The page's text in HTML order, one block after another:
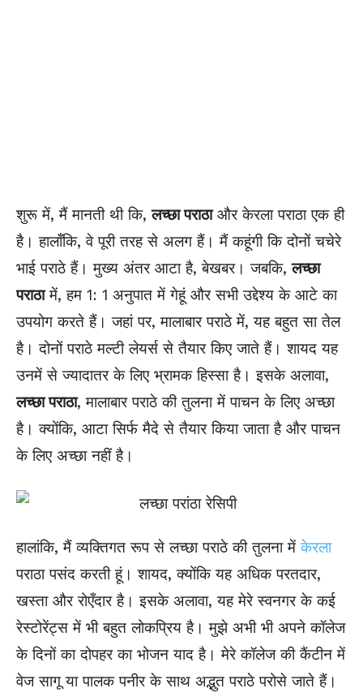
शुरू में, मैं मानती थी कि,लच्छा पराठाऔर केरला पराठा एक ही
है। हालाँकि, वे पूरी तरह से अलग हैं। मैं कहूंगी कि दोनों चचेरे
भाई पराठे हैं। मुख्य अंतर आटा है, बेखबर। जबकि,लच्छा
पराठामें, हम 1: 1 अनुपात में गेहूं और सभी उद्देश्य के आटे का
उपयोग करते हैं। जहां पर, मालाबार पराठे में, यह बहुत सा तेल
है। दोनों पराठे मल्टी लेयर्स से तैयार किए जाते हैं। शायद यह
उनमें से ज्यादातर के लिए भ्रामक हिस्सा है। इसके अलावा,
लच्छा पराठा, मालाबार पराठे की तुलना में पाचन के लिए अच्छा
है। क्योंकि, आटा सिर्फ मैदे से तैयार किया जाता है और पाचन
के लिए अच्छा नहीं है।
हालांकि, मैं व्यक्तिगत रूप से लच्छा पराठे की तुलना में केरला
पराठा पसंद करती हूं। शायद, क्योंकि यह अधिक परतदार,
खस्ता और रोएँदार है। इसके अलावा, यह मेरे स्वनगर के कई
रेस्टोरेंट्स में भी बहुत लोकप्रिय है। मुझे अभी भी अपने कॉलेज
के दिनों का दोपहर का भोजन याद है। मेरे कॉलेज की कैंटीन में
वेज सागू या पालक पनीर के साथ अद्भुत पराठे परोसे जाते हैं।